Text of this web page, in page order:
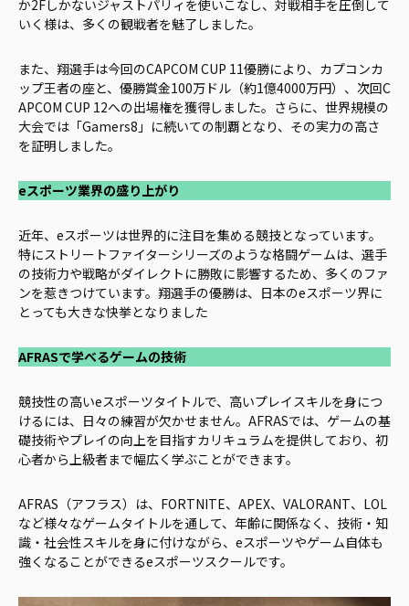
か2Fしかないジャストパリィを使いこなし、対戦相手を圧倒して
いく様は、多くの観戦者を魅了しました。
また、翔選手は今回のCAPCOM CUP 11優勝により、カプコンカ
ップ王者の座と、優勝賞金100万ドル（約1億4000万円）、次回C
APCOM CUP 12への出場権を獲得しました。さらに、世界規模の
大会では「Gamers8」に続いての制覇となり、その実力の高さ
を証明しました。
eスポーツ業界の盛り上がり
近年、eスポーツは世界的に注目を集める競技となっています。
特にストリートファイターシリーズのような格闘ゲームは、選手
の技術力や戦略がダイレクトに勝敗に影響するため、多くのファ
ンを惹きつけています。翔選手の優勝は、日本のeスポーツ界に
とっても大きな快挙となりました
AFRASで学べるゲームの技術
競技性の高いeスポーツタイトルで、高いプレイスキルを身につ
けるには、日々の練習が欠かせません。AFRASでは、ゲームの基
礎技術やプレイの向上を目指すカリキュラムを提供しており、初
心者から上級者まで幅広く学ぶことができます。
AFRAS（アフラス）は、FORTNITE、APEX、VALORANT、LOL
など様々なゲームタイトルを通して、年齢に関係なく、技術・知
識・社会性スキルを身に付けながら、eスポーツやゲーム自体も
強くなることができるeスポーツスクールです。